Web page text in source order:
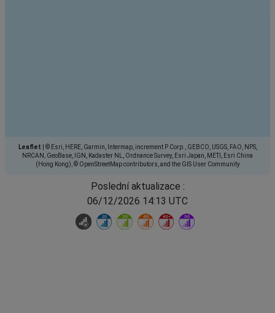
Leaflet
© Esri, HERE, Garmin, Intermap, increment P Corp., GEBCO, USGS, FAO, NPS,
NRCAN, GeoBase, IGN, Kadaster NL, Ordnance Survey, Esri Japan, METI, Esri China
(Hong Kong), © OpenStreetMap contributors, and the GIS User Community
Poslední aktualizace :
06/12/2026 14:13 UTC